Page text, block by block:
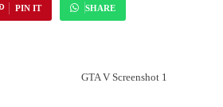
PIN IT SHARE
GTA V Screenshot 1